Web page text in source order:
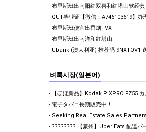
- 布里斯班出南阳红双喜和红塔山软经典
- 布里斯班便宜出香烟+VX
- 布里斯班出南洋和红塔山
벼룩시장(일본어)
- 電子タバコ長期販売中！